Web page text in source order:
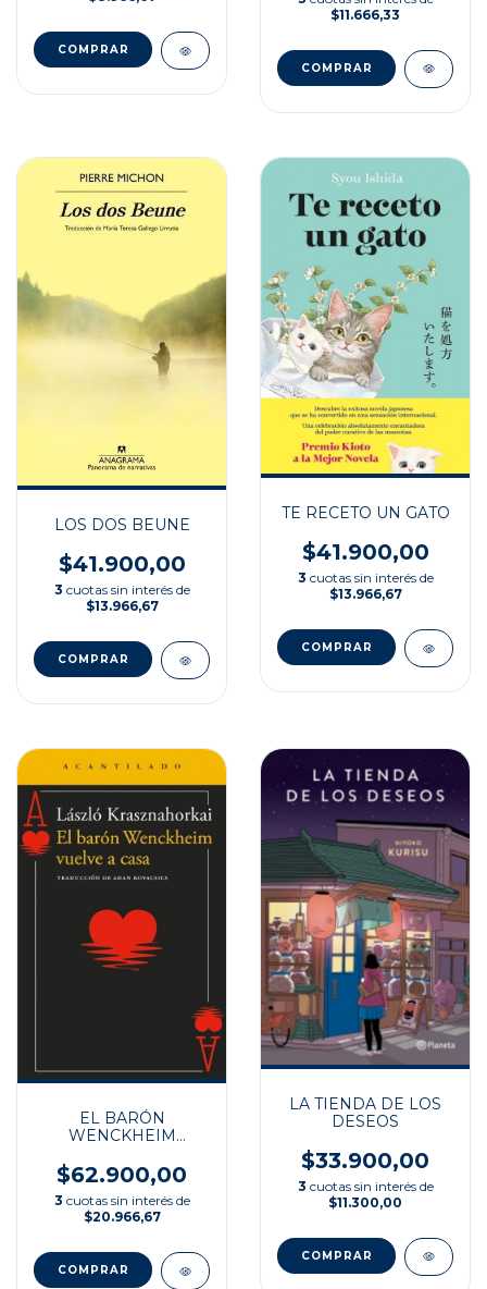
$11.666,33
LOS DOS BEUNE
$41.900,00
3 cuotas sin interés de
$13.966,67
TE RECETO UN GATO
$41.900,00
3 cuotas sin interés de
$13.966,67
EL BARÓN
WENCKHEIM
$62.900,00
3 cuotas sin interés de
$20.966,67
LA TIENDA DE LOS
DESEOS
$33.900,00
3 cuotas sin interés de
$11.300,00